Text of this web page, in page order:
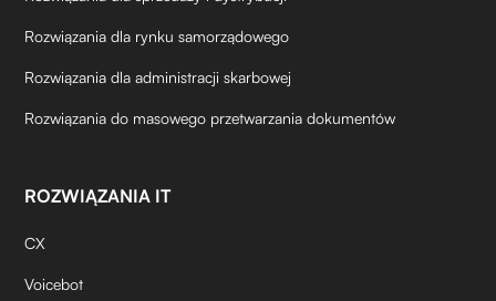
Rozwiązania dla rynku samorządowego
Rozwiązania dla administracji skarbowej
Rozwiązania do masowego przetwarzania dokumentów
ROZWIĄZANIA IT
CX
Voicebot